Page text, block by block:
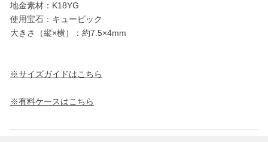
地金素材：K18YG
使用宝石：キュービック
大きさ（縦×横）：約7.5×4mm
※サイズガイドはこちら
※有料ケースはこちら